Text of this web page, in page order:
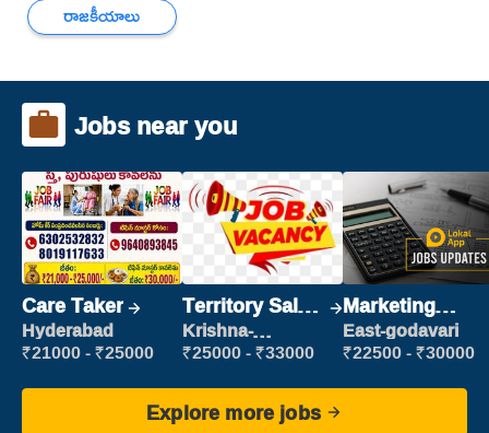
రాజకీయాలు
Jobs near you
Care Taker
Hyderabad
₹21000 - ₹25000
Territory Sales
Manager
Krishna-
vijayawada
₹25000 - ₹33000
Marketing
Executive
East-godavari
₹22500 - ₹30000
Explore more jobs